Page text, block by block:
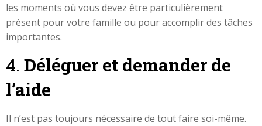
les moments où vous devez être particulièrement
présent pour votre famille ou pour accomplir des tâches
importantes.
4. Déléguer et demander de
l’aide
Il n’est pas toujours nécessaire de tout faire soi-même.